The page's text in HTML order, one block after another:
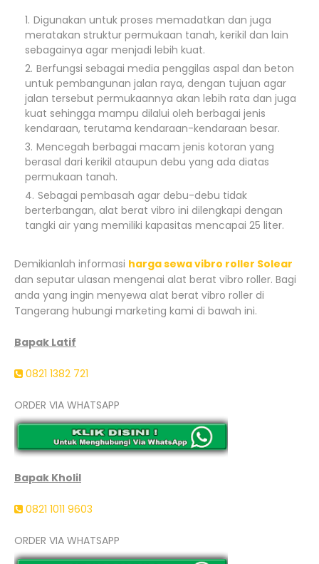
Digunakan untuk proses memadatkan dan juga
meratakan struktur permukaan tanah, kerikil dan lain
sebagainya agar menjadi lebih kuat.
Berfungsi sebagai media penggilas aspal dan beton
untuk pembangunan jalan raya, dengan tujuan agar
jalan tersebut permukaannya akan lebih rata dan juga
kuat sehingga mampu dilalui oleh berbagai jenis
kendaraan, terutama kendaraan-kendaraan besar.
Mencegah berbagai macam jenis kotoran yang
berasal dari kerikil ataupun debu yang ada diatas
permukaan tanah.
Sebagai pembasah agar debu-debu tidak
berterbangan, alat berat vibro ini dilengkapi dengan
tangki air yang memiliki kapasitas mencapai 25 liter.
Demikianlah informasi harga sewa vibro roller Solear
dan seputar ulasan mengenai alat berat vibro roller. Bagi
anda yang ingin menyewa alat berat vibro roller di
Tangerang hubungi marketing kami di bawah ini.
Bapak Latif
0821 1382 721
ORDER VIA WHATSAPP
Bapak Kholil
0821 1011 9603
ORDER VIA WHATSAPP